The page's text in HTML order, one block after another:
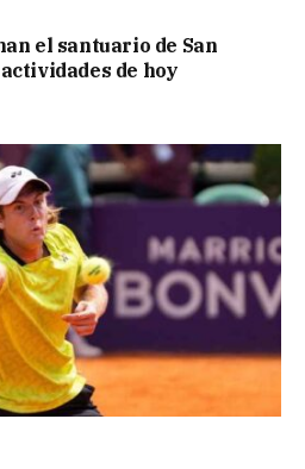
el santuario de San
de hoy